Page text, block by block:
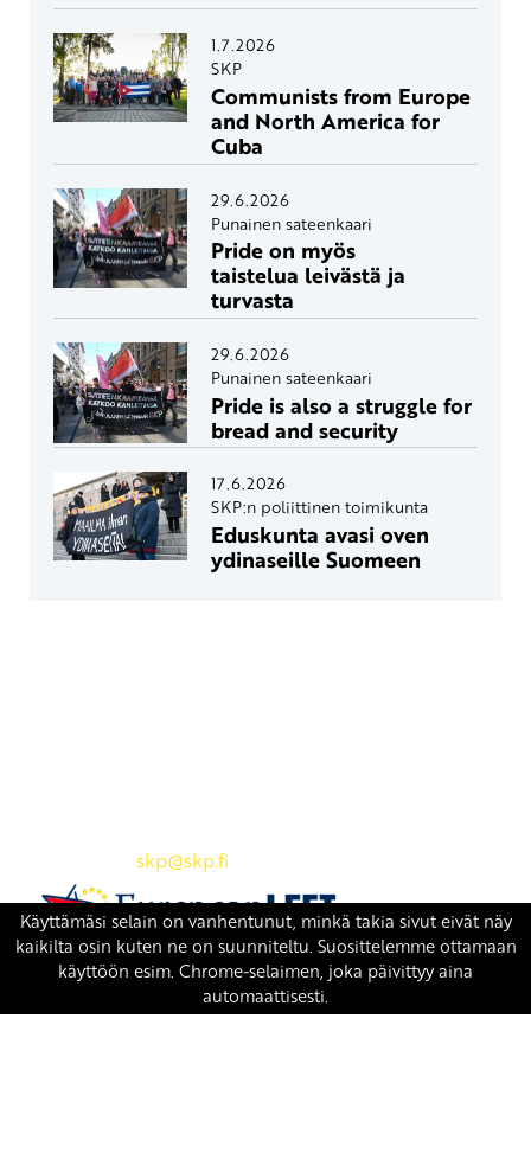
1.7.2026
SKP
Communists from Europe
and North America for
Cuba
29.6.2026
Punainen sateenkaari
Pride on myös
taistelua leivästä ja
turvasta
29.6.2026
Punainen sateenkaari
Pride is also a struggle for
bread and security
17.6.2026
SKP:n poliittinen toimikunta
Eduskunta avasi oven
ydinaseille Suomeen
skp@skp.fi
SKP on Euroopan Vasemmistopuolueen jäsen.
european-left.org
european-left.org/manifesto/